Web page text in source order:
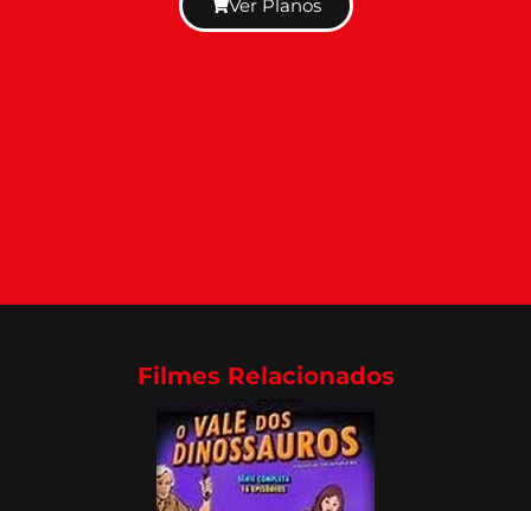
Ver Planos
Filmes Relacionados